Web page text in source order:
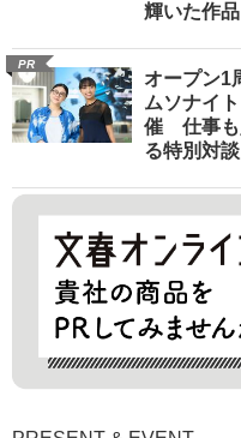
輝いた作品
PR
オープン1
ムソナイ
催 仕事も
る特別対